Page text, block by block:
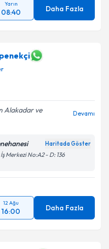
Yarın
08:40 Daha Fazla
Alakadar ve
Devamı
Haritada Göster
Merkezi No:A2 - D: 136
12 Ağu
16:00 Daha Fazla